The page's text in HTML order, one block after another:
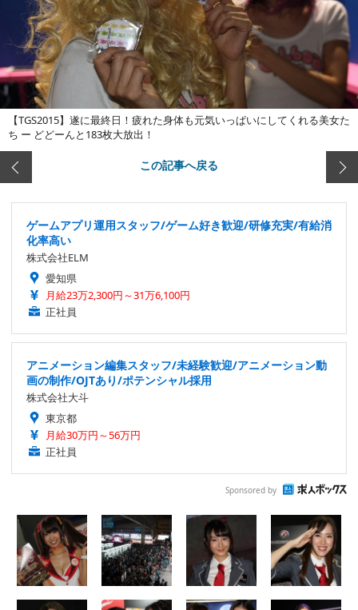
【TGS2015】遂に最終日！疲れた身体も元気いっぱいにしてくれる美女た
ち ー どどーんと183枚大放出！
この記事へ戻る
ゲームアプリ運用スタッフ/ゲーム好き歓迎/研修充実/有給消
化率高い
株式会社ELM
愛知県
月給23万2,300円～31万6,100円
正社員
アニメーション編集スタッフ/未経験歓迎/アニメーション動
画の制作/OJTあり/ポテンシャル採用
株式会社大斗
東京都
月給30万円～56万円
正社員
Sponsored by